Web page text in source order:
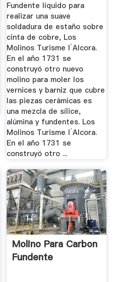
Fundente líquido para
realizar una suave
soldadura de estaño sobre
cinta de cobre, Los
Molinos Turisme l´Alcora.
En el año 1731 se
construyó otro nuevo
molino para moler los
vernices y barniz que cubre
las piezas cerámicas es
una mezcla de sílice,
alúmina y fundentes. Los
Molinos Turisme l´Alcora.
En el año 1731 se
construyó otro ...
Molino Para Carbon
Fundente